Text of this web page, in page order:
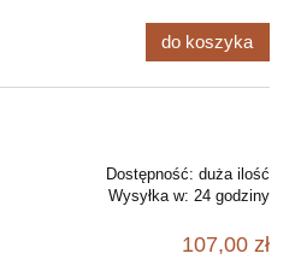
do koszyka
Dostępność: duża ilość
Wysyłka w: 24 godziny
107,00 zł